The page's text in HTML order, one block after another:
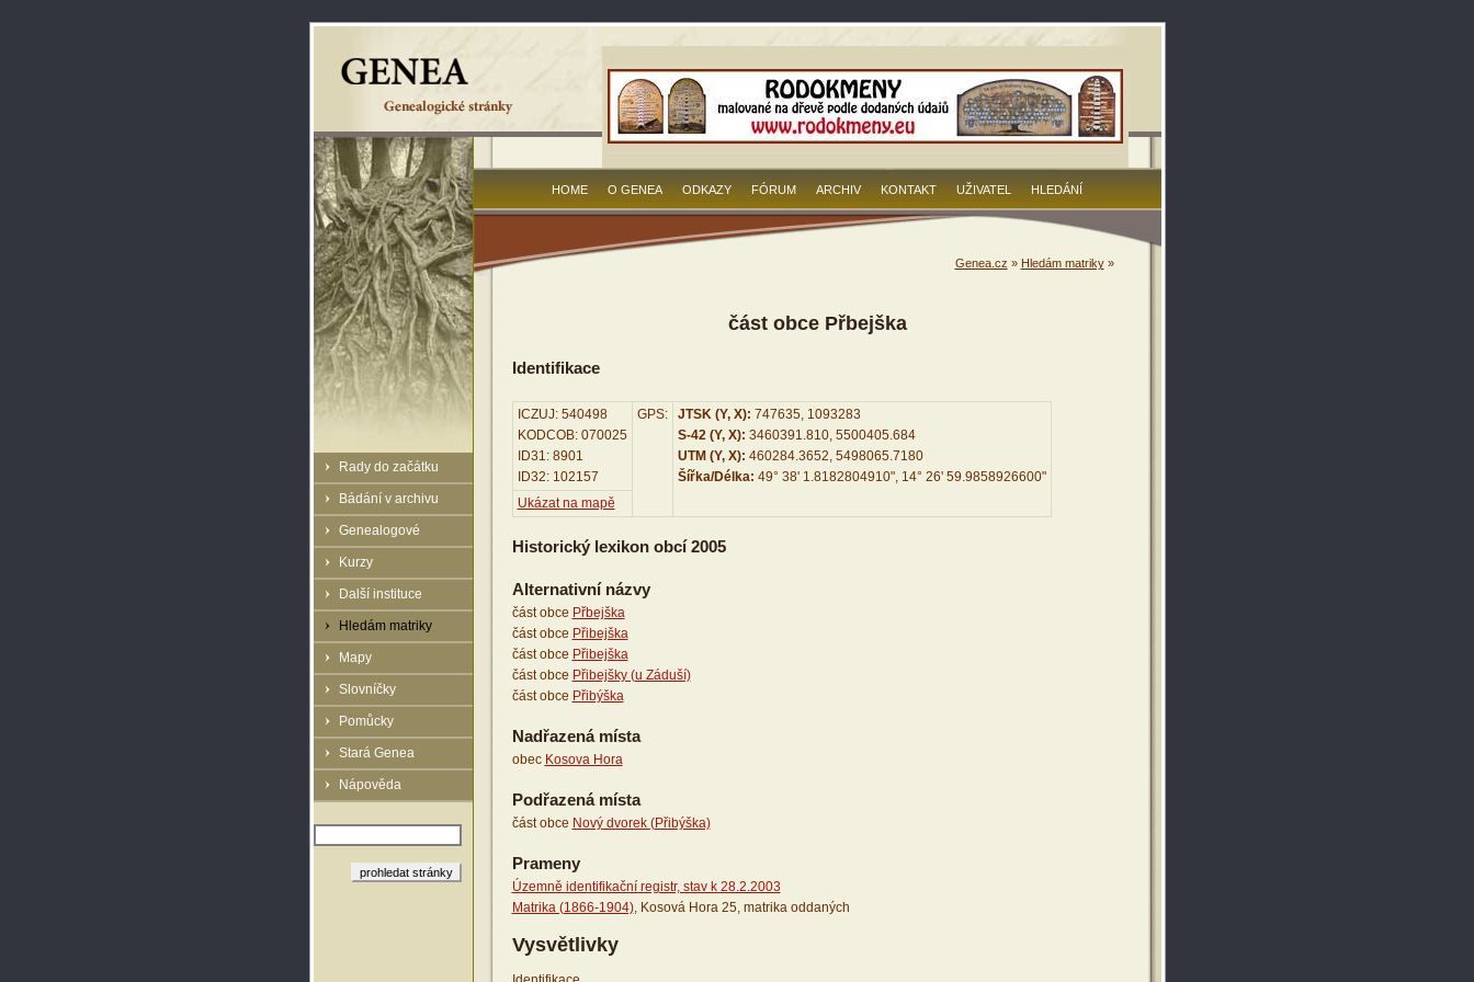
Rady do začátku
Bádání v archivu
Genealogové
Kurzy
Další instituce
Hledám matriky
Mapy
Slovníčky
Pomůcky
Stará Genea
Nápověda
HOME O GENEA ODKAZY FÓRUM ARCHIV KONTAKT UŽIVATEL HLEDÁNÍ
Genea.cz » Hledám matriky»
část obce Přbejška
Identifikace
ICZUJ: 540498
KODCOB: 070025
ID31: 8901
ID32: 102157
GPS: JTSK (Y, X): 747635, 1093283
S-42 (Y, X): 3460391.810, 5500405.684
UTM (Y, X): 460284.3652, 5498065.7180
Šířka/Délka: 49° 38' 1.8182804910", 14° 26' 59.9858926600"
Ukázat na mapě
Historický lexikon obcí 2005
Alternativní názvy
část obce Přbejška
část obce Přibejška
část obce Přibejška
část obce Přibejšky (u Záduší)
část obce Přibýška
Nadřazená místa
obec Kosova Hora
Podřazená místa
část obce Nový dvorek (Přibýška)
Prameny
Územně identifikační registr, stav k 28.2.2003
Matrika (1866-1904), Kosová Hora 25, matrika oddaných
Vysvětlivky